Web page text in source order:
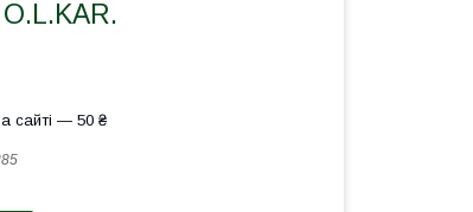
сайті — 50 ₴